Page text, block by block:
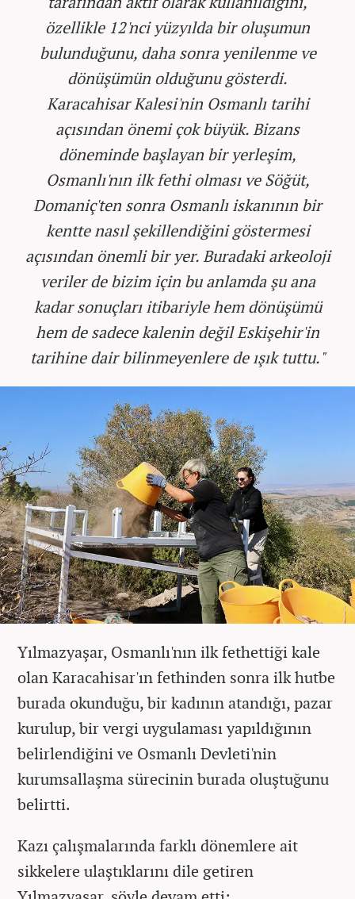
özellikle 12'nci yüzyılda bir oluşumun
bulunduğunu, daha sonra yenilenme ve
dönüşümün olduğunu gösterdi.
Karacahisar Kalesi'nin Osmanlı tarihi
açısından önemi çok büyük. Bizans
döneminde başlayan bir yerleşim,
Osmanlı'nın ilk fethi olması ve Söğüt,
Domaniç'ten sonra Osmanlı iskanının bir
kentte nasıl şekillendiğini göstermesi
açısından önemli bir yer. Buradaki arkeoloji
veriler de bizim için bu anlamda şu ana
kadar sonuçları itibariyle hem dönüşümü
hem de sadece kalenin değil Eskişehir'in
tarihine dair bilinmeyenlere de ışık tuttu."
Yılmazyaşar, Osmanlı'nın ilk fethettiği kale
olan Karacahisar'ın fethinden sonra ilk hutbe
burada okunduğu, bir kadının atandığı, pazar
kurulup, bir vergi uygulaması yapıldığının
belirlendiğini ve Osmanlı Devleti'nin
kurumsallaşma sürecinin burada oluştuğunu
belirtti.
Kazı çalışmalarında farklı dönemlere ait
sikkelere ulaştıklarını dile getiren